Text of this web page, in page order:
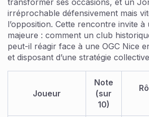
transformer ses occasions, et un
irréprochable défensivement mais
l’opposition. Cette rencontre invite à
majeure : comment un club
peut-il réagir face à une OGC Nice
et disposant d’une stratégie
Joueur
Note
(sur
10)